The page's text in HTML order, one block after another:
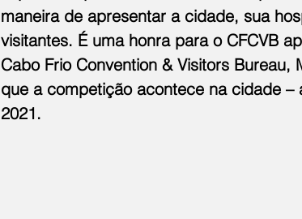
maneira de apresentar a cidade, sua
visitantes. É uma honra para o CFCVB
Cabo Frio Convention & Visitors
que a competição acontece na cidade
2021.